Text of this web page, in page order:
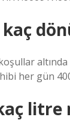
her gün
litre